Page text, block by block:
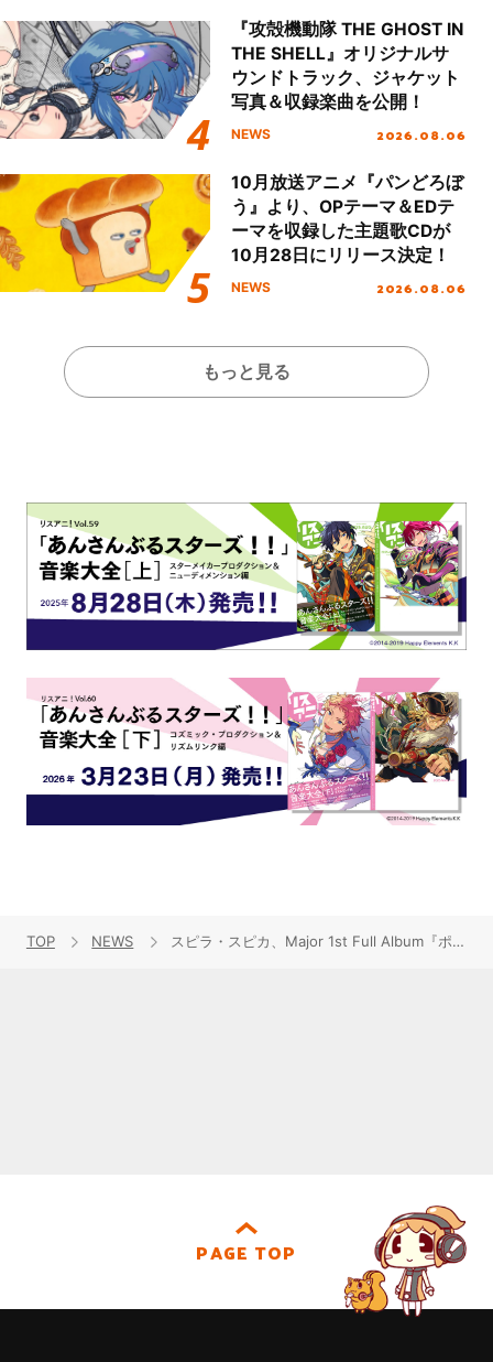
『攻殻機動隊 THE GHOST IN
THE SHELL』オリジナルサ
ウンドトラック、ジャケット
写真＆収録楽曲を公開！
NEWS 2026.08.06
10月放送アニメ『パンどろぼ
う』より、OPテーマ＆EDテ
ーマを収録した主題歌CDが
10月28日にリリース決定！
NEWS 2026.08.06
もっと見る
TOP NEWS スピラ・スピカ、Major 1st Full Album『ポップ・ステップ・ジャンプ！』のポップでカラフルな新ビジュアルを公開！アルバム発売記念リリースイベントも決定！
PAGE TOP